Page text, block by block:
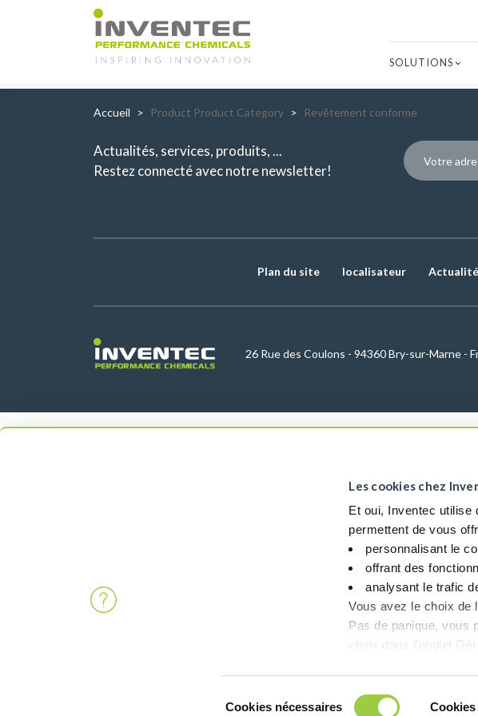
Les cookies chez
Et oui, Inventec utilise
permettent de vous
personnalisant le
offrant des
analysant le trafic
Vous avez le choix de
Pas de panique, vous
choix dans l'onglet
Cookies nécessaires
Main Navigation SOLUTIONS
Accueil Product Product Category Revêtement conforme
Actualités, services, produits, ...
Restez connecté avec notre newsletter!
Plan du site localisateur
26 Rue des Coulons - 94360 Bry-sur-Marne -